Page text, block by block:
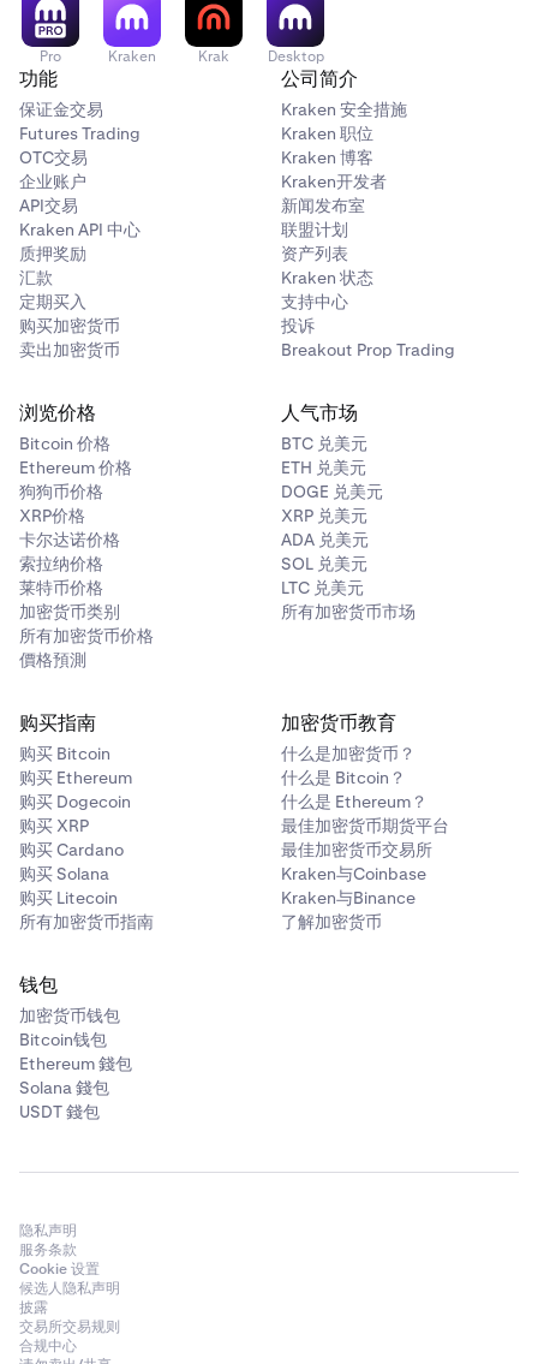
Pro Kraken Krak Desktop
功能
保证金交易
Futures Trading
OTC交易
企业账户
API交易
Kraken API 中心
质押奖励
汇款
定期买入
购买加密货币
卖出加密货币
公司简介
Kraken 安全措施
Kraken 职位
Kraken 博客
Kraken开发者
新闻发布室
联盟计划
资产列表
Kraken 状态
支持中心
投诉
Breakout Prop Trading
浏览价格
Bitcoin 价格
Ethereum 价格
狗狗币价格
XRP价格
卡尔达诺价格
索拉纳价格
莱特币价格
加密货币类别
所有加密货币价格
價格預測
人气市场
BTC 兑美元
ETH 兑美元
DOGE 兑美元
XRP 兑美元
ADA 兑美元
SOL 兑美元
LTC 兑美元
所有加密货币市场
购买指南
购买 Bitcoin
购买 Ethereum
购买 Dogecoin
购买 XRP
购买 Cardano
购买 Solana
购买 Litecoin
所有加密货币指南
加密货币教育
什么是加密货币？
什么是 Bitcoin？
什么是 Ethereum？
最佳加密货币期货平台
最佳加密货币交易所
Kraken与Coinbase
Kraken与Binance
了解加密货币
钱包
加密货币钱包
Bitcoin钱包
Ethereum 錢包
Solana 錢包
USDT 錢包
隐私声明
服务条款
Cookie 设置
候选人隐私声明
披露
交易所交易规则
合规中心